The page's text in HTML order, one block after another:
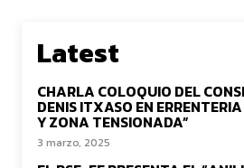
Latest
CHARLA COLOQUIO DEL
DENIS ITXASO EN
Y ZONA TENSIONADA”
3 marzo, 2025